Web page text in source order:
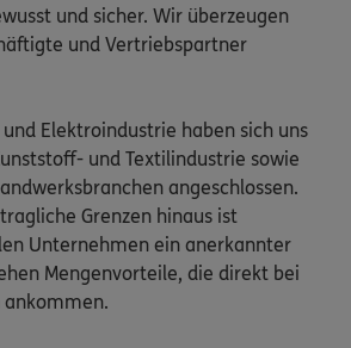
und sicher. Wir überzeugen
und Vertriebspartner
Elektroindustrie haben sich uns
und Textilindustrie sowie
angeschlossen.
Grenzen hinaus ist
Unternehmen ein anerkannter
Mengenvorteile, die direkt bei